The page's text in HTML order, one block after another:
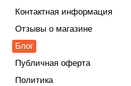
Контактная информация
Отзывы о магазине
Блог
Публичная оферта
Политика